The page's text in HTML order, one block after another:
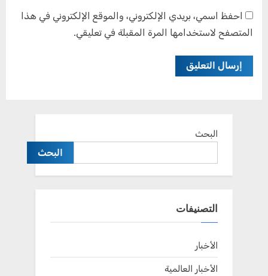
احفظ اسمي، بريدي الإلكتروني، والموقع الإلكتروني في هذا
المتصفح لاستخدامها المرة المقبلة في تعليقي.
البحث
البحث
التصنيفات
الأخبار
الأخبار العالمية